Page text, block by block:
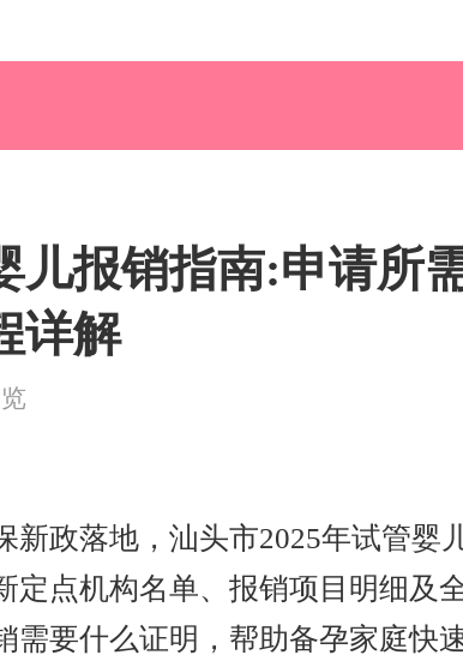
儿报销指南:申请所
详解
新政落地，汕头市2025年试管婴
定点机构名单、报销项目明细及
需要什么证明，帮助备孕家庭快